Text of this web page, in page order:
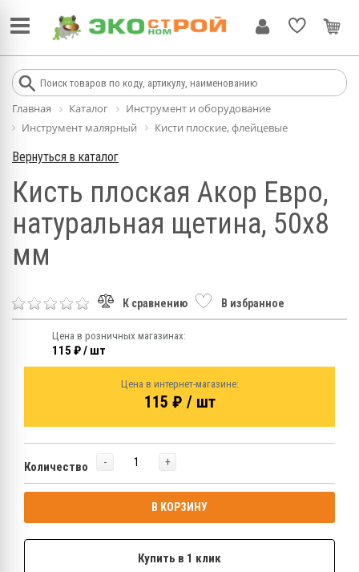
Главная Каталог
Инструмент и оборудование
Инструмент малярный
Кисти плоские, флейцевые
Вернуться в каталог
Кисть плоская Акор Евро,
натуральная щетина, 50х8
мм
К сравнению В избранное
Цена в розничных магазинах:
115 ₽ / шт
Цена в интернет-магазине:
115 ₽ / шт
Количество - +
В КОРЗИНУ
Купить в 1 клик